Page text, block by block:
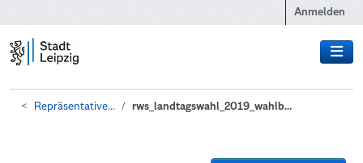
Anmelden
Repräsentative... rws_landtagswahl_2019_wahlb...